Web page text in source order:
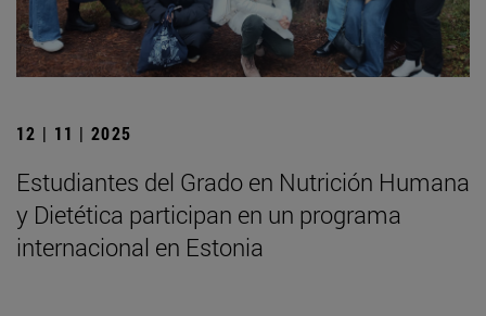
12 | 11 | 2025
Estudiantes del Grado en Nutrición Humana
y Dietética participan en un programa
internacional en Estonia